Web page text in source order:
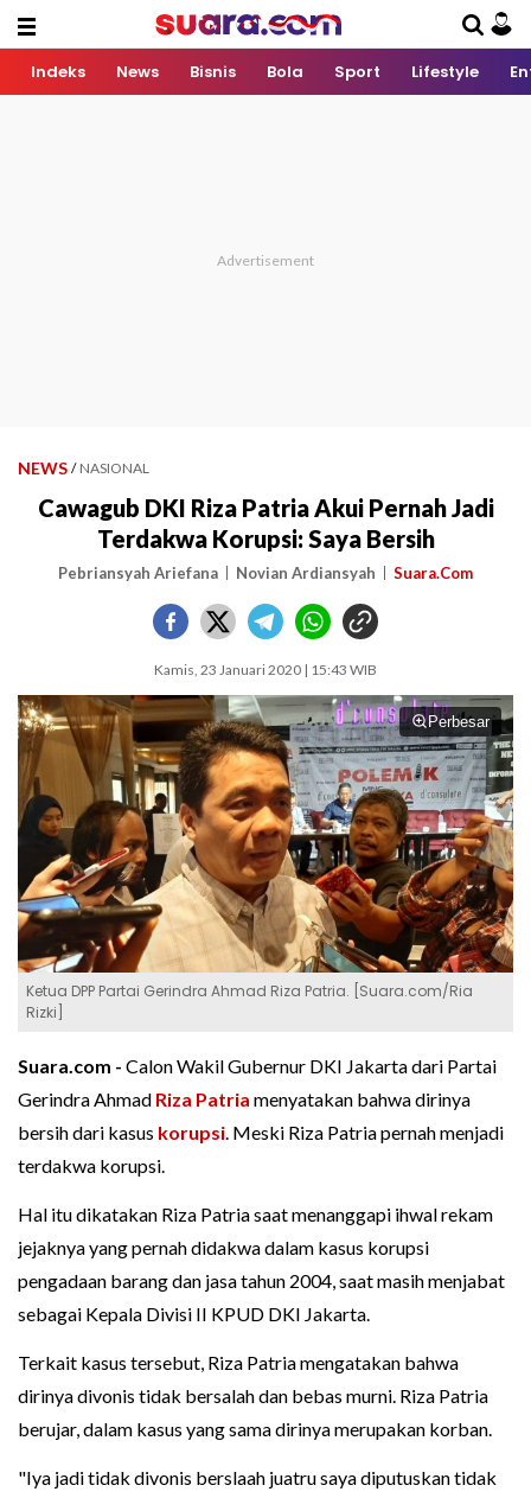
Indeks News Bisnis Bola Sport Lifestyle
NEWS / NASIONAL
Cawagub DKI Riza Patria Akui Pernah Jadi
Terdakwa Korupsi: Saya Bersih
Pebriansyah Ariefana Novian Ardiansyah Suara.Com
Kamis, 23 Januari 2020 | 15:43 WIB
Perbesar
Ketua DPP Partai Gerindra Ahmad Riza Patria. [Suara.com/Ria
Rizki]
Suara.com - Calon Wakil Gubernur DKI Jakarta dari Partai
Gerindra Ahmad Riza Patria menyatakan bahwa dirinya
bersih dari kasus korupsi. Meski Riza Patria pernah menjadi
terdakwa korupsi.
Hal itu dikatakan Riza Patria saat menanggapi ihwal rekam
jejaknya yang pernah didakwa dalam kasus korupsi
pengadaan barang dan jasa tahun 2004, saat masih menjabat
sebagai Kepala Divisi II KPUD DKI Jakarta.
Terkait kasus tersebut, Riza Patria mengatakan bahwa
dirinya divonis tidak bersalah dan bebas murni. Riza Patria
berujar, dalam kasus yang sama dirinya merupakan korban.
"Iya jadi tidak divonis berslaah juatru saya diputuskan tidak